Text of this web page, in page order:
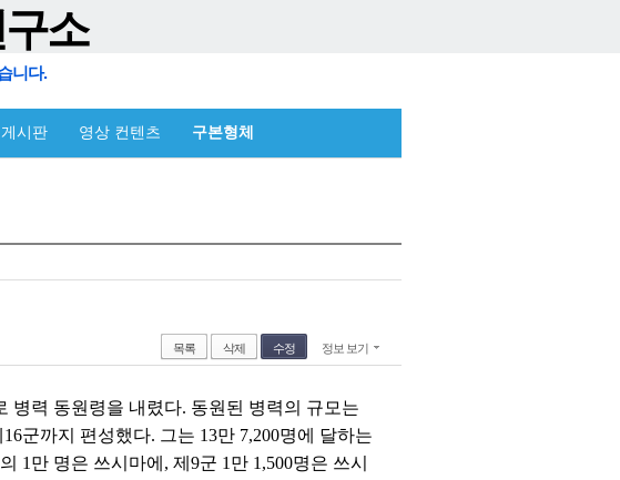
소
니다.
시판 영상 컨텐츠 구본형체
목록 삭제 수정 정보 보기
병력 동원령을 내렸다. 동원된 병력의 규모는
군까지 편성했다. 그는 13만 7,200명에 달하는
1만 명은 쓰시마에, 제9군 1만 1,500명은 쓰시